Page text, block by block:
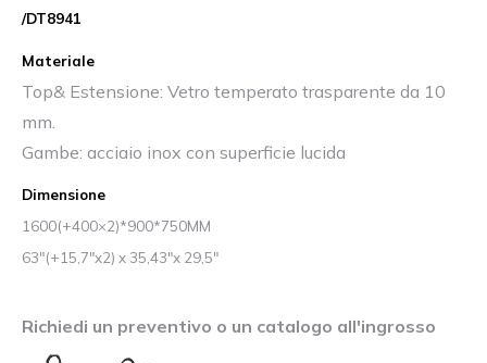
/DT8941
Materiale
Top& Estensione: Vetro temperato trasparente da 10
mm.
Gambe: acciaio inox con superficie lucida
Dimensione
1600(+400×2)*900*750MM
63″(+15,7″x2) x 35,43″x 29,5″
Richiedi un preventivo o un catalogo all'ingrosso